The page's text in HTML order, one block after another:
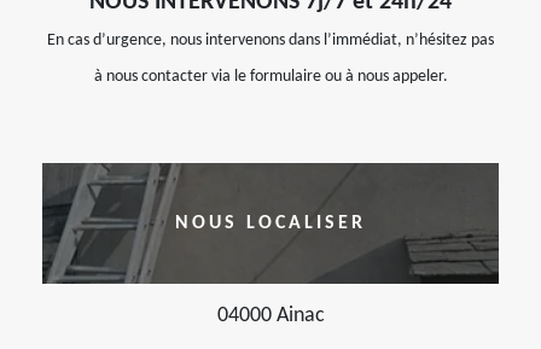
En cas d’urgence, nous intervenons dans l’immédiat, n’hésitez pas
à nous contacter via le formulaire ou à nous appeler.
NOUS LOCALISER
04000 Ainac